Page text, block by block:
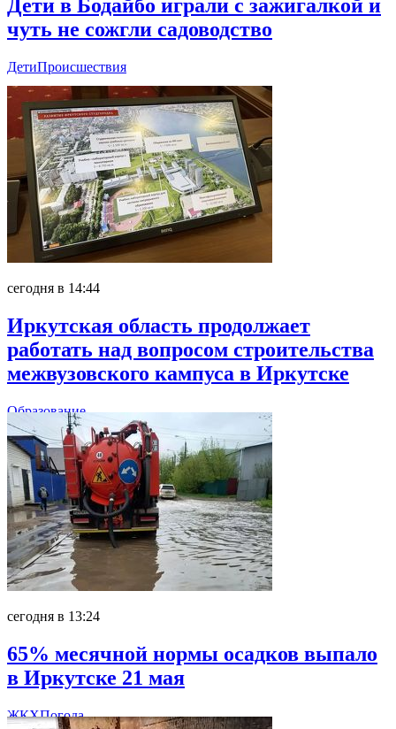
Дети в Бодайбо играли с зажигалкой и
чуть не сожгли садоводство
ДетиПроисшествия
сегодня в 14:44
Иркутская область продолжает
работать над вопросом строительства
межвузовского кампуса в Иркутске
Образование
сегодня в 13:24
65% месячной нормы осадков выпало
в Иркутске 21 мая
ЖКХПогода